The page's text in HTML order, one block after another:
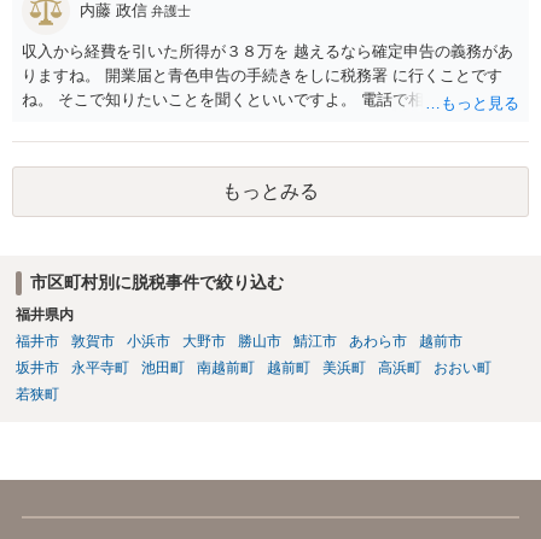
内藤 政信 弁護士
収入から経費を引いた所得が３８万を 越えるなら確定申告の義務があ
りますね。 開業届と青色申告の手続きをしに税務署 に行くことです
ね。 そこで知りたいことを聞くといいですよ。 電話で相談にいくこと
もっとみる
市区町村別に脱税事件で絞り込む
福井県内
福井市
敦賀市 小浜市 大野市 勝山市 鯖江市 あわら市
越前市
坂井市
永平寺町 池田町 南越前町 越前町 美浜町 高浜町
おおい町
若狭町